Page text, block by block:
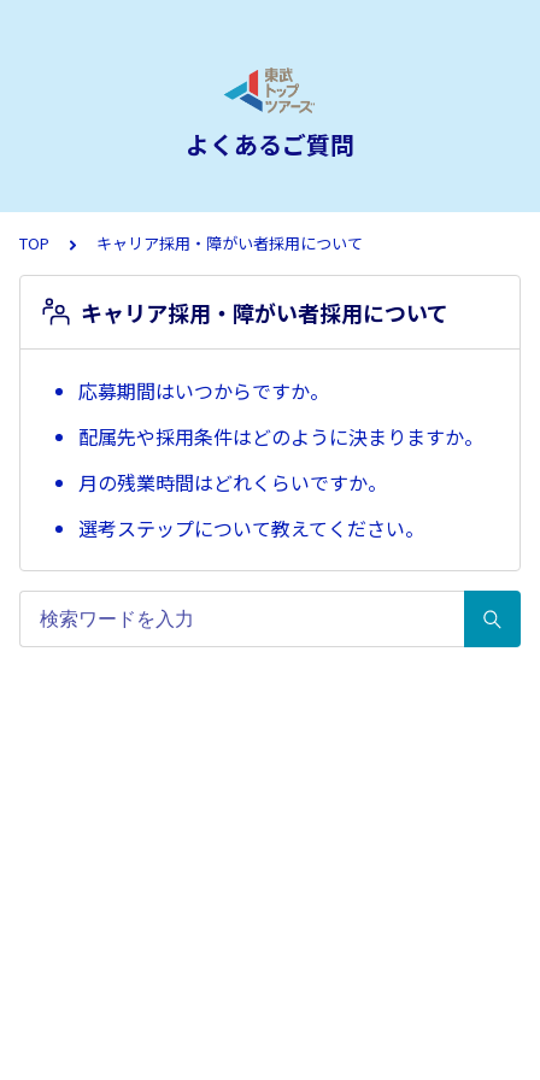
よくあるご質問
TOP キャリア採用・障がい者採用について
キャリア採用・障がい者採用について
応募期間はいつからですか。
配属先や採用条件はどのように決まりますか。
月の残業時間はどれくらいですか。
選考ステップについて教えてください。